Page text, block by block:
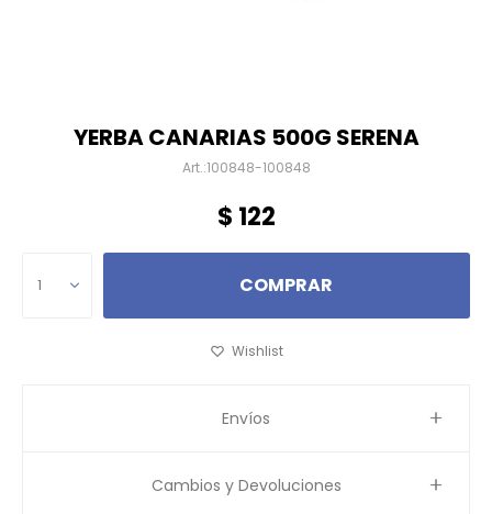
YERBA CANARIAS 500G SERENA
100848-100848
$ 122
1 COMPRAR
Envíos
Cambios y Devoluciones